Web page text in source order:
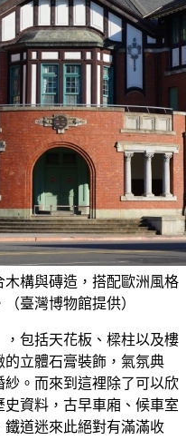
構與磚造，搭配歐洲風格
臺灣博物館提供）
包括天花板、樑柱以及樓
立體石膏裝飾，氣氛典
。而來到這裡除了可以欣
資料，古早車廂、候車室
道迷來此絕對有滿滿收